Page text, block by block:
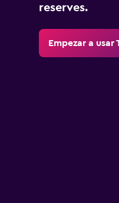
reserves.
Empezar a usar